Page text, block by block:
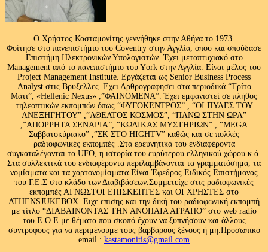
Ο Χρήστος Κασταμονίτης γεννήθηκε στην Αθήνα το 1973.
Φοίτησε στο πανεπιστήμιο του Coventry στην Αγγλία, όπου και σπούδασε
Επιστήμη Ηλεκτρονικών Υπολογιστών. Έχει μεταπτυχιακό στο
Management από το πανεπιστήμιο του Υork στην Αγγλία. Είναι μέλος του
Project Management Institute. Εργάζεται ως Senior Business Process
Analyst στις Βρυξελλες. Εχει Αρθρογραφησει στα περιοδικά “Τρίτο
Μάτι”, «Hellenic Nexus» ,”ΦΑΙΝΟΜΕΝΑ”. Έχει εμφανιστεί σε πλήθος
τηλεοπτικών εκπομπών όπως “ΦΥΓΟΚΕΝΤΡΟΣ” , “ΟΙ ΠΥΛΕΣ ΤΟΥ
ΑΝΕΞΗΓΗΤΟΥ” ,”ΑΘΕΑΤΟΣ ΚΟΣΜΟΣ”, “ΠΑΝΩ ΣΤΗΝ ΩΡΑ”
,”ΑΠΟΡΡΗΤΑ ΣΕΝΑΡΙΑ”, “ΚΩΔΙΚΑΣ ΜΥΣΤΗΡΙΩΝ” , “MEGA
Σαββατοκύριακο” ,”ΣΚ ΣΤΟ HIGHTV” καθώς και σε πολλές
ραδιοφωνικές εκπομπές .Στα ερευνητικά του ενδιαφέροντα
συγκαταλέγονται τα UFO, η ιστορία του ευρύτερου ελληνικού χώρου κ.ά.
Στα συλλεκτικά του ενδιαφέροντα περιλαμβάνονται τα γραμματόσημα, τα
νομίσματα και τα χαρτονομίσματα.Είναι Έφεδρος Ειδικός Επιστήμονας
του Γ.Ε.Σ στο κλάδο των Διαβιβάσεων.Συμμετείχε στις ραδιοφωνικές
εκπομπές ΑΓΝΩΣΤΟΙ ΕΠΙΣΚΕΠΤΕΣ και ΟΙ ΧΡΗΣΤΕΣ στο
ATHENSJUKEBOX .Ειχε επισης και την δική του ραδιοφωνική εκπομπή
με τίτλο “ΔΙΑΒΑΙΝΟΝΤΑΣ ΤΗΝ ΑΝΟΠΑΙΑ ΑΤΡΑΠΟ” στο web radio
του Ε.Ο.Ε με θέματα που σκοπό έχουν να ξυπνήσουν και άλλους
συντρόφους για να περιμένουμε τους βαρβάρους ξένους ή μη.Προσωπικό
email : kastamonitis@gmail.com